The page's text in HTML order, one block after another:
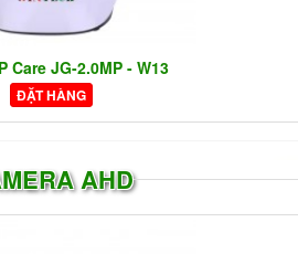
Care JG-2.0MP - W13
ĐẶT HÀNG
AHD